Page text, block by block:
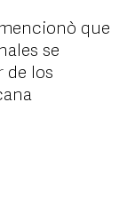
que
se
de los